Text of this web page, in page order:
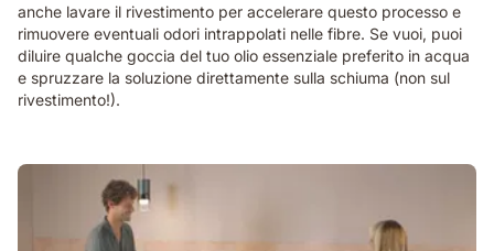
anche lavare il rivestimento per accelerare questo processo e
rimuovere eventuali odori intrappolati nelle fibre. Se vuoi, puoi
diluire qualche goccia del tuo olio essenziale preferito in acqua
e spruzzare la soluzione direttamente sulla schiuma (non sul
rivestimento!).